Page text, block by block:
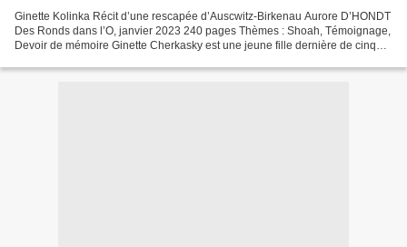
Ginette Kolinka Récit d’une rescapée d’Auscwitz-Birkenau Aurore D’HONDT
Des Ronds dans l’O, janvier 2023 240 pages Thèmes : Shoah, Témoignage,
Devoir de mémoire Ginette Cherkasky est une jeune fille dernière de cinq